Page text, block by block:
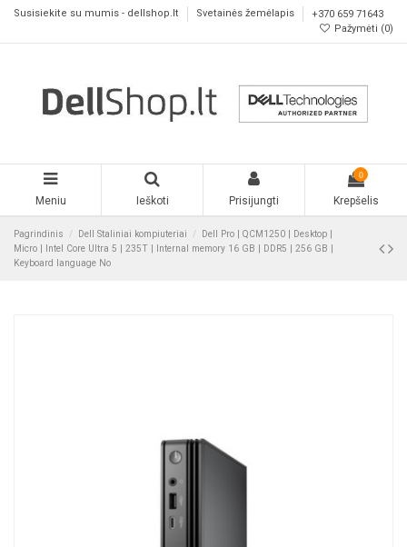
Susisiekite su mumis - dellshop.lt Svetainės žemėlapis
+370 659 71643
Pažymėti (0)
Meniu Ieškoti Prisijungti
0
Krepšelis
Pagrindinis Dell Staliniai kompiuteriai
Dell Pro | QCM1250 | Desktop |
Micro | Intel Core Ultra 5 | 235T | Internal memory 16 GB | DDR5 | 256 GB |
Keyboard language No